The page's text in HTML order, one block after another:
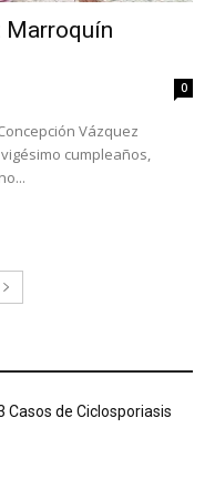
Marroquín
0
Vázquez
cumpleaños,
Casos de Ciclosporiasis